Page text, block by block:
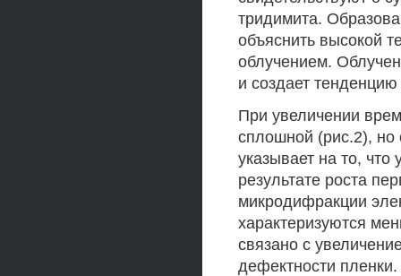
тридимита.
объяснить высокой
облучением.
и создает
При увеличении
сплошной (рис.2), но
указывает на то,
результате роста
микродифракции
характеризуются
связано с
дефектности пленки.